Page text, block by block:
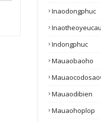
Inaodongphuc
Inaotheoyeucau
Indongphuc
Mauaobaoho
Mauaodibien
Mauaohoplop